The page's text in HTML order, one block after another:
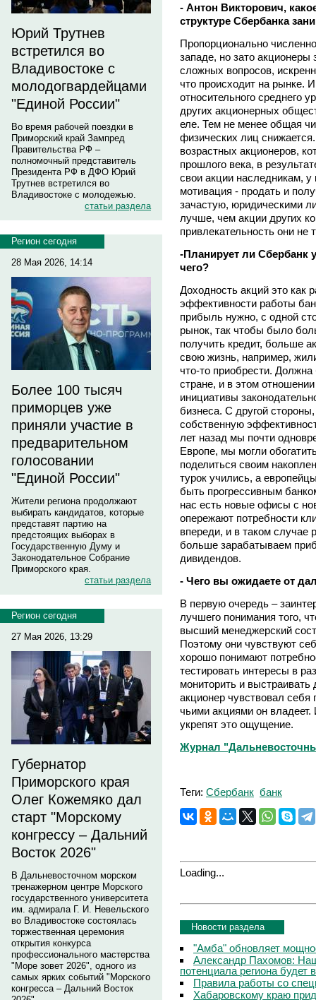
Юрий Трутнев
встретился во
Владивостоке с
молодогвардейцами
"Единой России"
Во время рабочей поездки в
Приморский край Зампред
Правительства РФ –
полномочный представитель
Президента РФ в ДФО Юрий
Трутнев встретился во
Владивостоке с молодежью.
статьи раздела
Регион сегодня
28 Мая 2026, 14:14
Более 100 тысяч
приморцев уже
приняли участие в
предварительном
голосовании
"Единой России"
Жители региона продолжают
выбирать кандидатов, которые
представят партию на
предстоящих выборах в
Государственную Думу и
Законодательное Собрание
Приморского края.
статьи раздела
Регион сегодня
27 Мая 2026, 13:29
Губернатор
Приморского края
Олег Кожемяко дал
старт "Морскому
конгрессу – Дальний
Восток 2026"
В Дальневосточном морском
тренажерном центре Морского
государственного университета
им. адмирала Г. И. Невельского
во Владивостоке состоялась
торжественная церемония
открытия конкурса
профессионального мастерства
"Море зовет 2026", одного из
самых ярких событий "Морского
конгресса – Дальний Восток
- Антон Викторович,
структуре Сбербанка
Пропорционально
западе, но зато
сложных вопросов,
что происходит на рынке.
относительного среднего
других акционерных
еле. Тем не менее общая
физических лиц
возрастных акционеров,
прошлого века, в
свои акции наследникам, у
мотивация - продать и
зачастую, юридическими
лучше, чем акции других
привлекательность они не
-Планирует ли Сбербанк
чего?
Доходность акций это как
эффективности работы
прибыль нужно, с одной
рынок, так чтобы было
получить кредит, больше
свою жизнь, например,
что-то приобрести.
стране, и в этом
инициативы
бизнеса. С другой
собственную
лет назад мы почти
Европе, мы могли
поделиться своим
турок учились, а
быть прогрессивным
нас есть новые офисы с
опережают потребности
впереди, и в таком случае
больше зарабатываем
дивидендов.
- Чего вы ожидаете от
В первую очередь –
лучшего понимания того,
высший менеджерский
Поэтому они чувствуют
хорошо понимают
тестировать интересы в
мониторить и
акционер чувствовал
чьими акциями он
укрепят это ощущение.
Журнал
Теги: Сбербанк банк
Loading...
Новости раздела
"Амба" обновляет
Александр Пахомов:
потенциала региона будет
Правила работы со
Хабаровскому краю